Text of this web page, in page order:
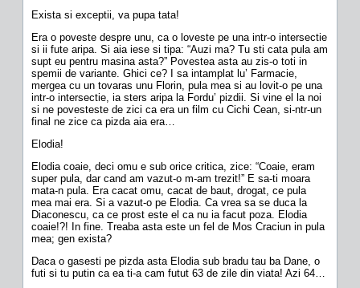
Exista si exceptii, va pupa tata!
Era o poveste despre unu, ca o loveste pe una intr-o intersectie
si ii fute aripa. Si aia iese si tipa: “Auzi ma? Tu sti cata pula am
supt eu pentru masina asta?” Povestea asta au zis-o toti in
spemii de variante. Ghici ce? I sa intamplat lu’ Farmacie,
mergea cu un tovaras unu Florin, pula mea si au lovit-o pe una
intr-o intersectie, ia sters aripa la Fordu’ pizdii. Si vine el la noi
si ne povesteste de zici ca era un film cu Cichi Cean, si-ntr-un
final ne zice ca pizda aia era…
Elodia!
Elodia coaie, deci omu e sub orice critica, zice: “Coaie, eram
super pula, dar cand am vazut-o m-am trezit!” E sa-ti moara
mata-n pula. Era cacat omu, cacat de baut, drogat, ce pula
mea mai era. Si a vazut-o pe Elodia. Ca vrea sa se duca la
Diaconescu, ca ce prost este el ca nu ia facut poza. Elodia
coaie!?! In fine. Treaba asta este un fel de Mos Craciun in pula
mea; gen exista?
Daca o gasesti pe pizda asta Elodia sub bradu tau ba Dane, o
futi si tu putin ca ea ti-a cam futut 63 de zile din viata! Azi 64…